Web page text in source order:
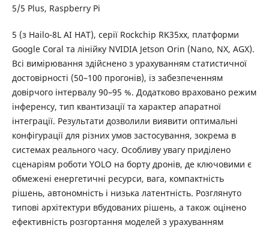
5/5 Plus, Raspberry Pi
5 (з Hailo-8L AI HAT), серії Rockchip RK35xx, платформи
Google Coral та лінійку NVIDIA Jetson Orin (Nano, NX, AGX).
Всі вимірювання здійснено з урахуванням статистичної
достовірності (50–100 прогонів), із забезпеченням
довірчого інтервалу 90–95 %. Додатково враховано режим
інференсу, тип квантизації та характер апаратної
інтеграції. Результати дозволили виявити оптимальні
конфігурації для різних умов застосування, зокрема в
системах реального часу. Особливу увагу приділено
сценаріям роботи YOLO на борту дронів, де ключовими є
обмежені енергетичні ресурси, вага, компактність
рішень, автономність і низька латентність. Розглянуто
типові архітектури вбудованих рішень, а також оцінено
ефективність розгортання моделей з урахуванням